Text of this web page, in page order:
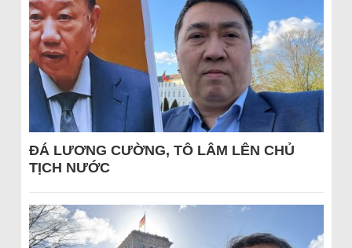
ĐÁ LƯƠNG CƯỜNG, TÔ LÂM LÊN CHỦ
TỊCH NƯỚC